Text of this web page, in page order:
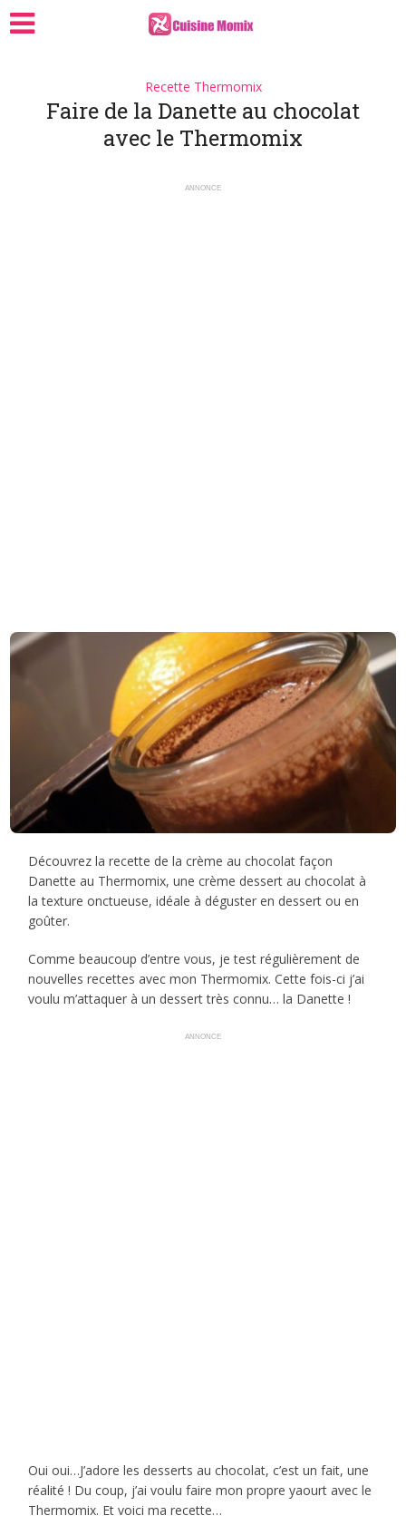
Recette Thermomix
Faire de la Danette au chocolat
avec le Thermomix
ANNONCE
Découvrez la recette de la crème au chocolat façon
Danette au Thermomix, une crème dessert au chocolat à
la texture onctueuse, idéale à déguster en dessert ou en
goûter.
Comme beaucoup d’entre vous, je test régulièrement de
nouvelles recettes avec mon Thermomix. Cette fois-ci j’ai
voulu m’attaquer à un dessert très connu… la Danette !
ANNONCE
Oui oui…J’adore les desserts au chocolat, c’est un fait, une
réalité ! Du coup, j’ai voulu faire mon propre yaourt avec le
Thermomix. Et voici ma recette…